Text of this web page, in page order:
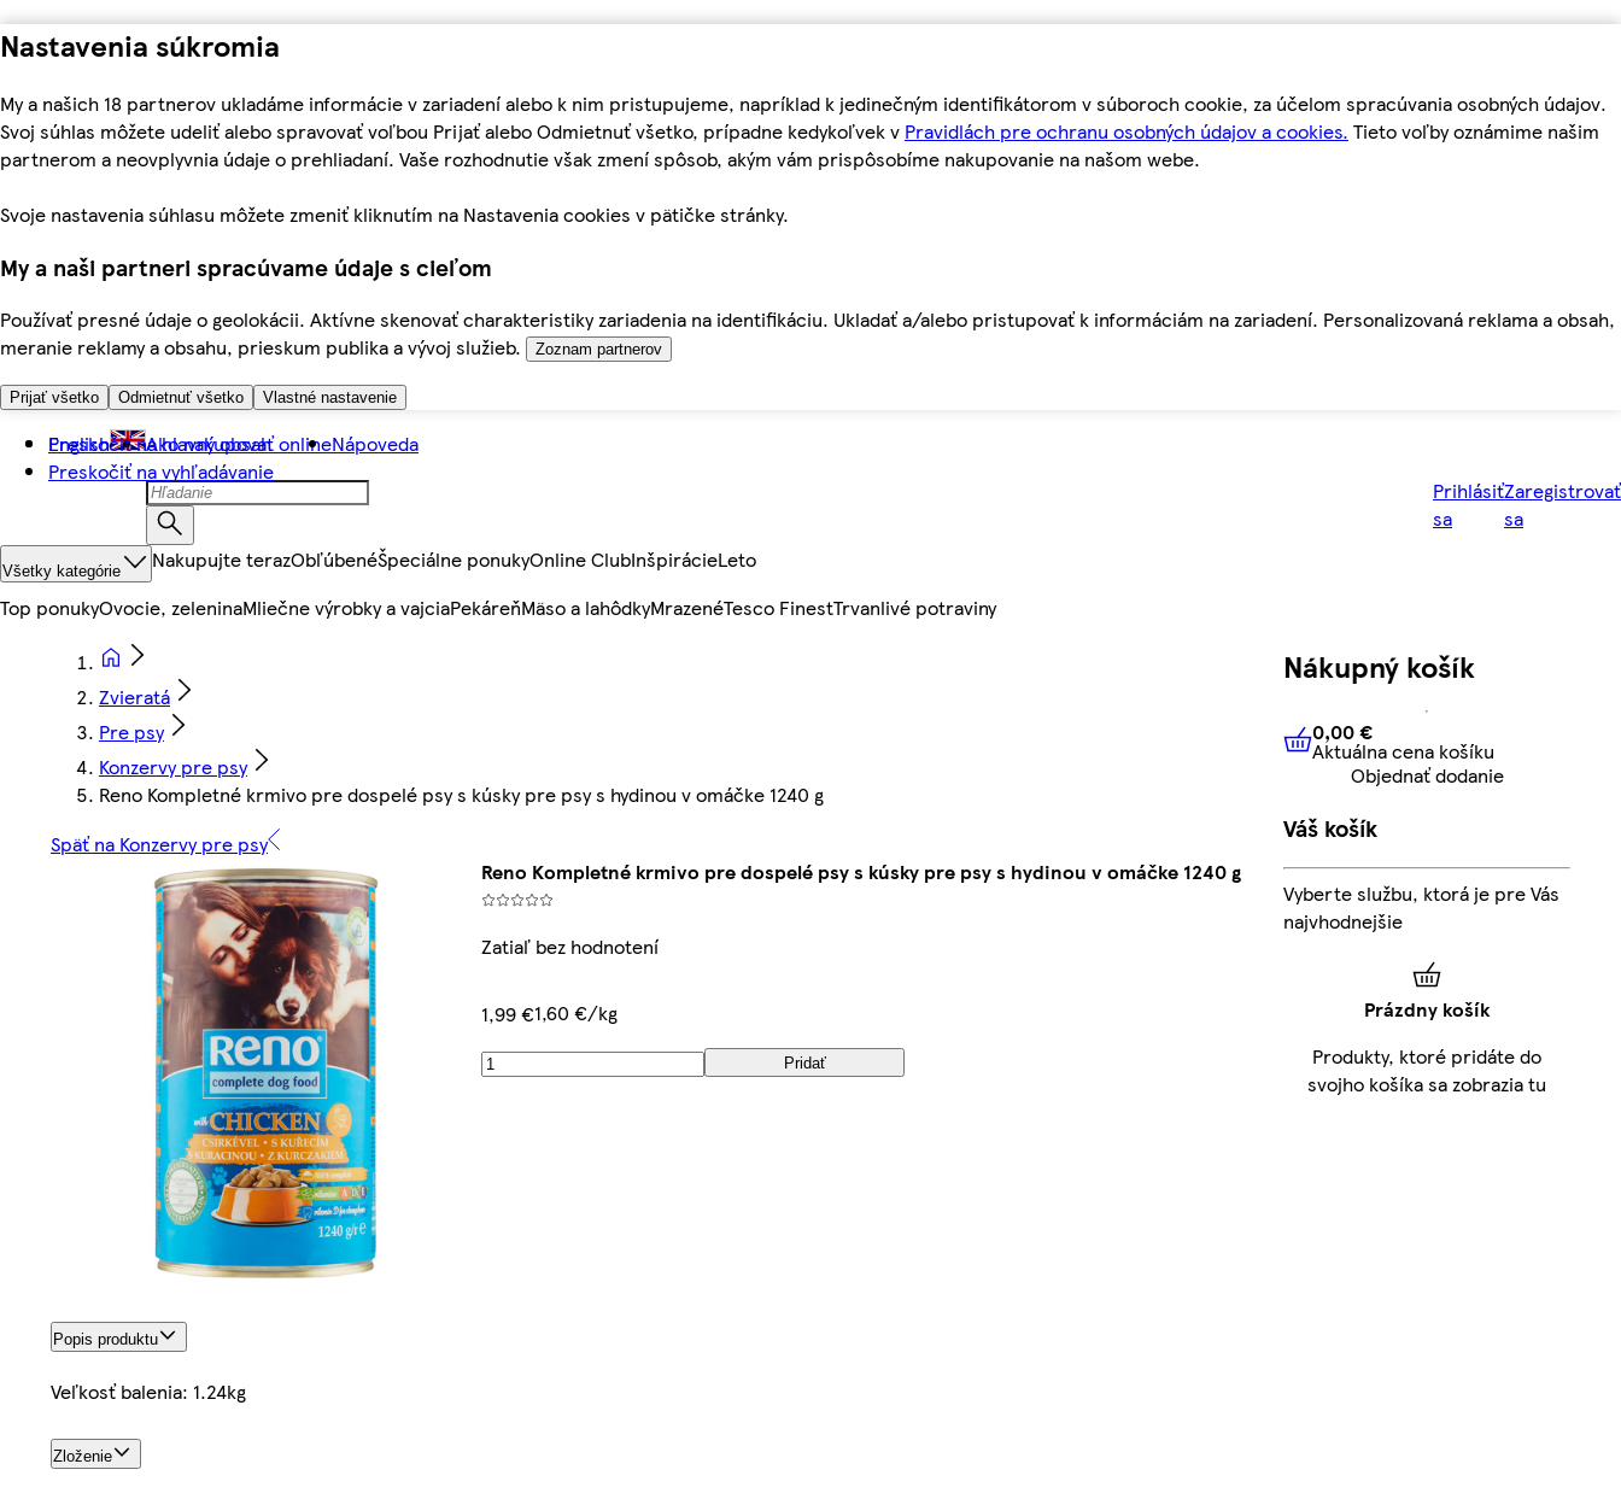
Nastavenia súkromia
My a našich 18 partnerov ukladáme informácie v zariadení alebo k nim pristupujeme, napríklad k jedinečným identifikátorom v súboroch cookie, za účelom spracúvania osobných údajov.
Svoj súhlas môžete udeliť alebo spravovať voľbou Prijať alebo Odmietnuť všetko, prípadne kedykoľvek v Pravidlách pre ochranu osobných údajov a cookies. Tieto voľby oznámime našim
partnerom a neovplyvnia údaje o prehliadaní. Vaše rozhodnutie však zmení spôsob, akým vám prispôsobíme nakupovanie na našom webe.
Svoje nastavenia súhlasu môžete zmeniť kliknutím na Nastavenia cookies v pätičke stránky.
My a naši partneri spracúvame údaje s cieľom
Používať presné údaje o geolokácii. Aktívne skenovať charakteristiky zariadenia na identifikáciu. Ukladať a/alebo pristupovať k informáciám na zariadení. Personalizovaná reklama a obsah,
meranie reklamy a obsahu, prieskum publika a vývoj služieb.
Zoznam partnerov
Prijať všetko Odmietnuť všetko Vlastné nastavenie
Preskočiť na hlavný obsah
Preskočiť na vyhľadávanie
English Ako nakupovať onlineNápoveda
Prihlásiť
sa
Zaregistrovať
sa
Všetky kategórie Nakupujte terazObľúbenéŠpeciálne ponukyOnline ClubInšpirácieLeto
Top ponukyOvocie, zeleninaMliečne výrobky a vajciaPekáreňMäso a lahôdkyMrazenéTesco FinestTrvanlivé potraviny
Zvieratá
Pre psy
Konzervy pre psy
Reno Kompletné krmivo pre dospelé psy s kúsky pre psy s hydinou v omáčke 1240 g
Späť na Konzervy pre psy
Reno Kompletné krmivo pre dospelé psy s kúsky pre psy s hydinou v omáčke 1240 g
Zatiaľ bez hodnotení
1,99 €1,60 €/kg
Pridať
Popis produktu
Veľkosť balenia: 1.24kg
Zloženie
Nákupný košík
0,00 € Aktuálna cena košíku
0,00 €
Aktuálna cena košíku
Objednať dodanie
Váš košík
Vyberte službu, ktorá je pre Vás
najvhodnejšie
Prázdny košík
Produkty, ktoré pridáte do
svojho košíka sa zobrazia tu